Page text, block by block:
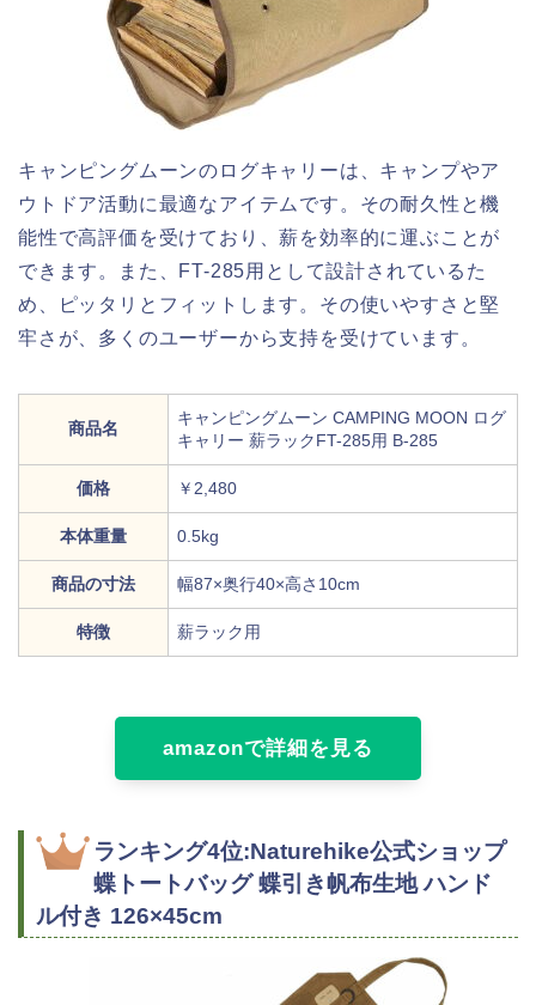
キャンピングムーンのログキャリーは、キャンプやア
ウトドア活動に最適なアイテムです。その耐久性と機
能性で高評価を受けており、薪を効率的に運ぶことが
できます。また、FT-285用として設計されているた
め、ピッタリとフィットします。その使いやすさと堅
牢さが、多くのユーザーから支持を受けています。
商品名
キャンピングムーン CAMPING MOON ログ
キャリー 薪ラックFT-285用 B-285
価格 ￥2,480
本体重量 0.5kg
商品の寸法 幅87×奥行40×高さ10cm
特徴 薪ラック用
amazonで詳細を見る
ランキング4位:Naturehike公式ショップ
蝶トートバッグ 蝶引き帆布生地 ハンド
ル付き 126×45cm